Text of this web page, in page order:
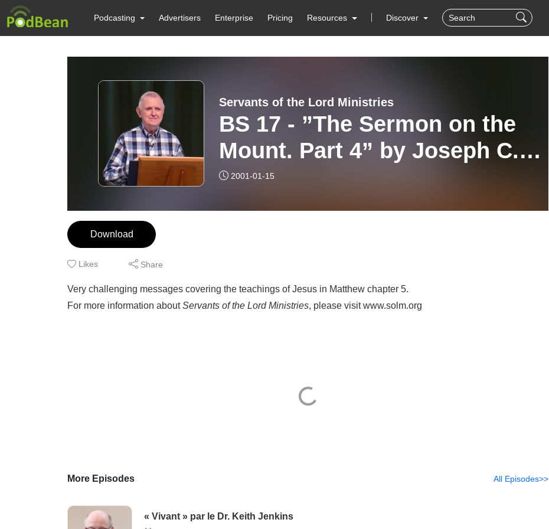
Podcasting Advertisers Enterprise Pricing Resources Discover
Servants of the Lord Ministries
BS 17 - ”The Sermon on the
Mount. Part 4” by Joseph C.
Hedgecock
2001-01-15
Download
Likes Share
Very challenging messages covering the teachings of Jesus in Matthew chapter 5.
For more information aboutServants of the Lord Ministries, please visit www.solm.org
More Episodes All Episodes>>
« Vivant » par le Dr. Keith Jenkins